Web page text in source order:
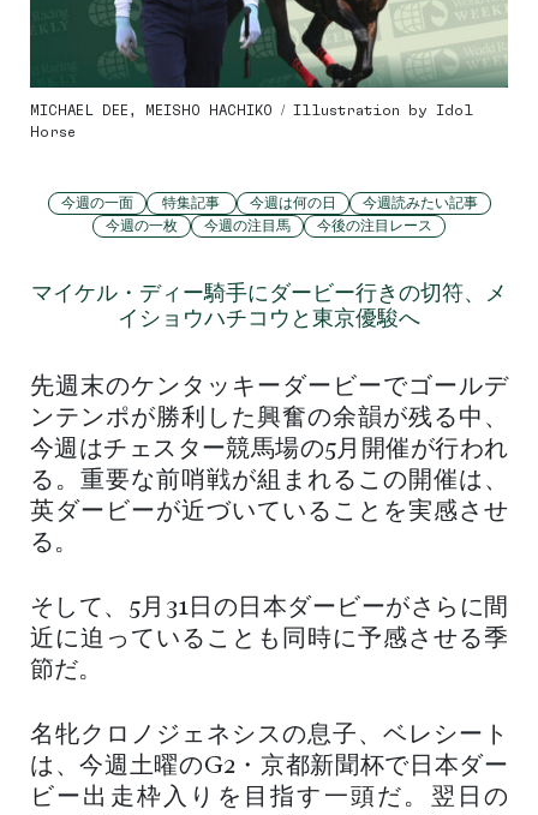
MICHAEL DEE, MEISHO HACHIKO / Illustration by Idol
Horse
今週の一面 特集記事 今週は何の日
今週読みたい記事
今週の一枚
今週の注目馬 今後の注目レース
マイケル・ディー騎手にダービー行きの切符、メ
イショウハチコウと東京優駿へ
先週末のケンタッキーダービーでゴールデ
ンテンポが勝利した興奮の余韻が残る中、
今週はチェスター競馬場の5月開催が行われ
る。重要な前哨戦が組まれるこの開催は、
英ダービーが近づいていることを実感させ
る。
そして、5月31日の日本ダービーがさらに間
近に迫っていることも同時に予感させる季
節だ。
名牝クロノジェネシスの息子、ベレシート
は、今週土曜のG2・京都新聞杯で日本ダー
ビー出走枠入りを目指す一頭だ。翌日の